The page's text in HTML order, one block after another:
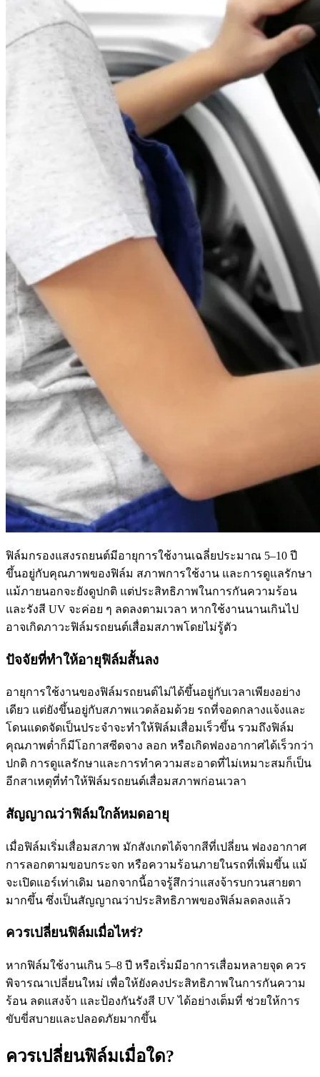
ฟิล์มกรองแสงรถยนต์มีอายุการใช้งานเฉลี่ยประมาณ 5–10 ปี
ขึ้นอยู่กับคุณภาพของฟิล์ม สภาพการใช้งาน และการดูแลรักษา
แม้ภายนอกจะยังดูปกติ แต่ประสิทธิภาพในการกันความร้อน
และรังสี UV จะค่อย ๆ ลดลงตามเวลา หากใช้งานนานเกินไป
อาจเกิดภาวะฟิล์มรถยนต์เสื่อมสภาพโดยไม่รู้ตัว
ปัจจัยที่ทำให้อายุฟิล์มสั้นลง
อายุการใช้งานของฟิล์มรถยนต์ไม่ได้ขึ้นอยู่กับเวลาเพียงอย่าง
เดียว แต่ยังขึ้นอยู่กับสภาพแวดล้อมด้วย รถที่จอดกลางแจ้งและ
โดนแดดจัดเป็นประจำจะทำให้ฟิล์มเสื่อมเร็วขึ้น รวมถึงฟิล์ม
คุณภาพต่ำก็มีโอกาสซีดจาง ลอก หรือเกิดฟองอากาศได้เร็วกว่า
ปกติ การดูแลรักษาและการทำความสะอาดที่ไม่เหมาะสมก็เป็น
อีกสาเหตุที่ทำให้ฟิล์มรถยนต์เสื่อมสภาพก่อนเวลา
สัญญาณว่าฟิล์มใกล้หมดอายุ
เมื่อฟิล์มเริ่มเสื่อมสภาพ มักสังเกตได้จากสีที่เปลี่ยน ฟองอากาศ
การลอกตามขอบกระจก หรือความร้อนภายในรถที่เพิ่มขึ้น แม้
จะเปิดแอร์เท่าเดิม นอกจากนี้อาจรู้สึกว่าแสงจ้ารบกวนสายตา
มากขึ้น ซึ่งเป็นสัญญาณว่าประสิทธิภาพของฟิล์มลดลงแล้ว
ควรเปลี่ยนฟิล์มเมื่อไหร่?
หากฟิล์มใช้งานเกิน 5–8 ปี หรือเริ่มมีอาการเสื่อมหลายจุด ควร
พิจารณาเปลี่ยนใหม่ เพื่อให้ยังคงประสิทธิภาพในการกันความ
ร้อน ลดแสงจ้า และป้องกันรังสี UV ได้อย่างเต็มที่ ช่วยให้การ
ขับขี่สบายและปลอดภัยมากขึ้น
ควรเปลี่ยนฟิล์มเมื่อใด?